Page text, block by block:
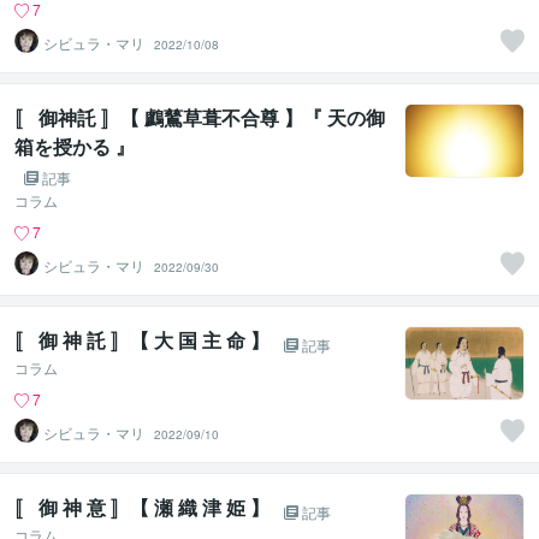
7
シビュラ・マリ
2022/10/08
〚 御神託 〛【 鸕鶿草葺不合尊 】『 天の御
箱を授かる 』
記事
コラム
7
シビュラ・マリ
2022/09/30
〚 御 神 託 〛【 大 国 主 命 】
記事
コラム
7
シビュラ・マリ
2022/09/10
〚 御 神 意 〛【 瀬 織 津 姫 】
記事
コラム